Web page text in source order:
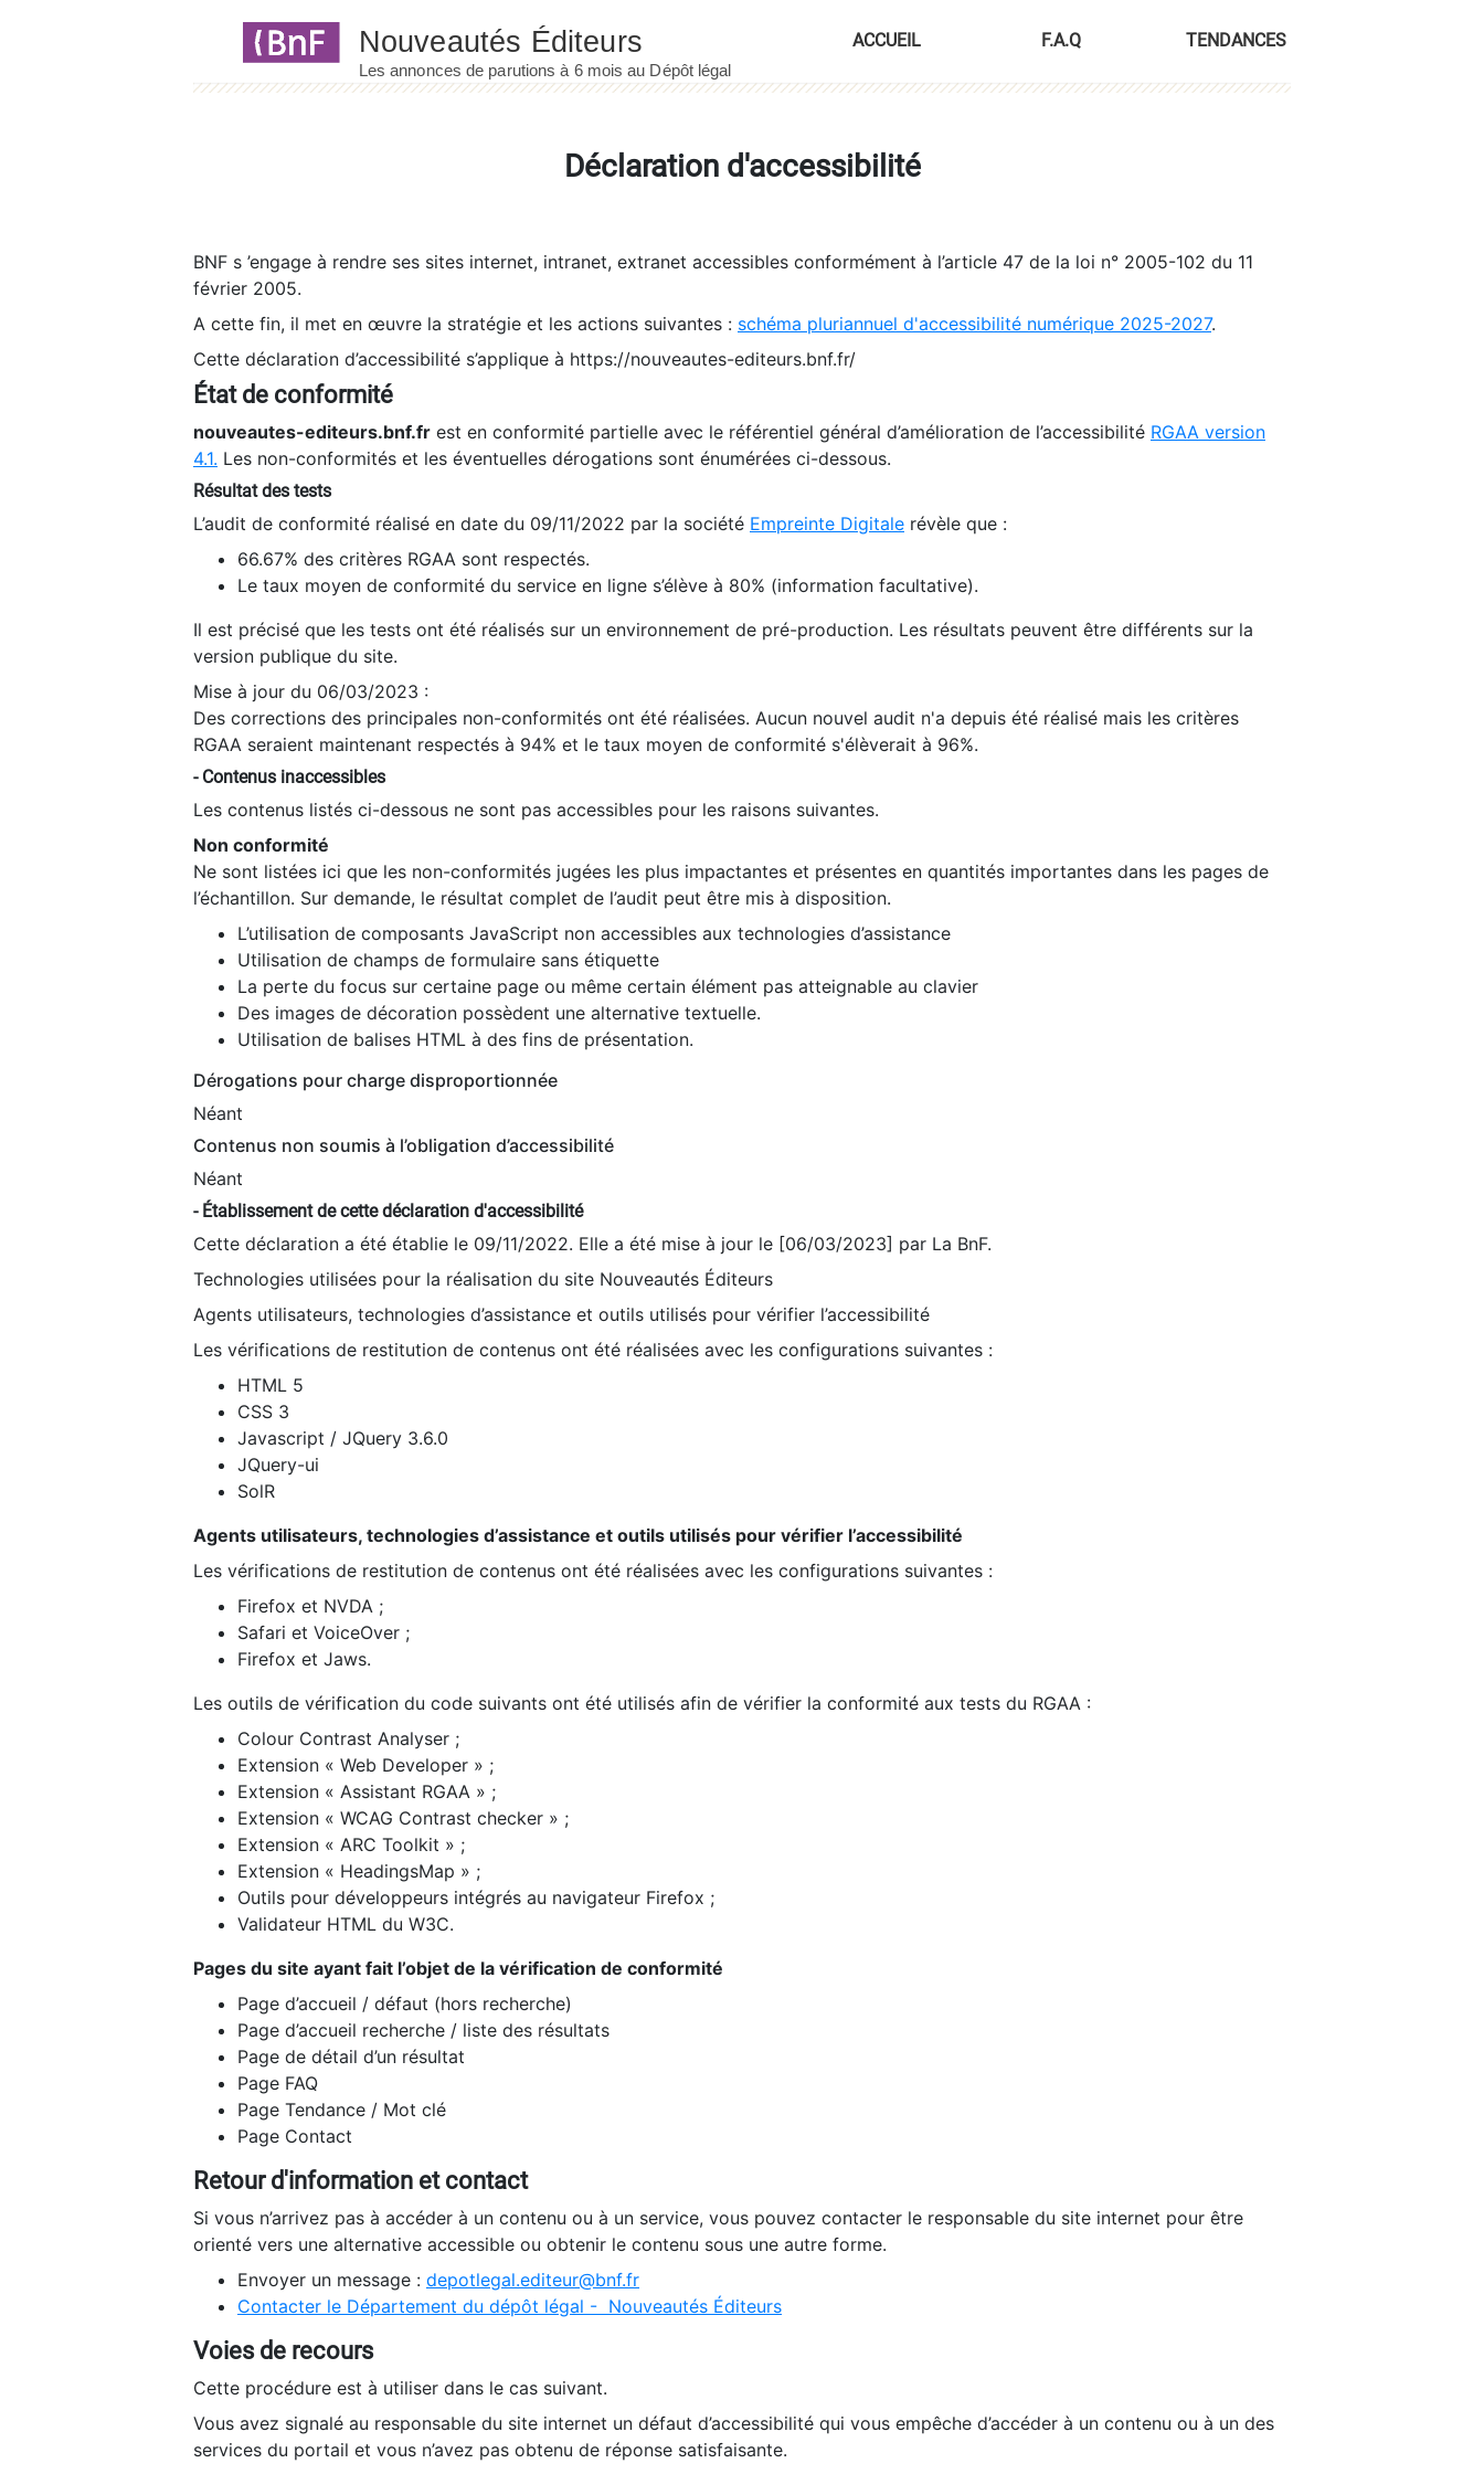
ACCUEIL F.A.Q TENDANCES
Déclaration d'accessibilité
BNF s ’engage à rendre ses sites internet, intranet, extranet accessibles conformément à l’article 47 de la loi n° 2005-102 du 11
février 2005.
A cette fin, il met en œuvre la stratégie et les actions suivantes : schéma pluriannuel d'accessibilité numérique 2025-2027.
Cette déclaration d’accessibilité s’applique à https://nouveautes-editeurs.bnf.fr/
État de conformité
nouveautes-editeurs.bnf.fr est en conformité partielle avec le référentiel général d’amélioration de l’accessibilité RGAA version
4.1. Les non-conformités et les éventuelles dérogations sont énumérées ci-dessous.
Résultat des tests
L’audit de conformité réalisé en date du 09/11/2022 par la société Empreinte Digitale révèle que :
66.67% des critères RGAA sont respectés.
Le taux moyen de conformité du service en ligne s’élève à 80% (information facultative).
Il est précisé que les tests ont été réalisés sur un environnement de pré-production. Les résultats peuvent être différents sur la
version publique du site.
Mise à jour du 06/03/2023 :
Des corrections des principales non-conformités ont été réalisées. Aucun nouvel audit n'a depuis été réalisé mais les critères
RGAA seraient maintenant respectés à 94% et le taux moyen de conformité s'élèverait à 96%.
- Contenus inaccessibles
Les contenus listés ci-dessous ne sont pas accessibles pour les raisons suivantes.
Non conformité
Ne sont listées ici que les non-conformités jugées les plus impactantes et présentes en quantités importantes dans les pages de
l’échantillon. Sur demande, le résultat complet de l’audit peut être mis à disposition.
L’utilisation de composants JavaScript non accessibles aux technologies d’assistance
Utilisation de champs de formulaire sans étiquette
La perte du focus sur certaine page ou même certain élément pas atteignable au clavier
Des images de décoration possèdent une alternative textuelle.
Utilisation de balises HTML à des fins de présentation.
Dérogations pour charge disproportionnée
Néant
Contenus non soumis à l’obligation d’accessibilité
Néant
- Établissement de cette déclaration d'accessibilité
Cette déclaration a été établie le 09/11/2022. Elle a été mise à jour le [06/03/2023] par La BnF.
Technologies utilisées pour la réalisation du site Nouveautés Éditeurs
Agents utilisateurs, technologies d’assistance et outils utilisés pour vérifier l’accessibilité
Les vérifications de restitution de contenus ont été réalisées avec les configurations suivantes :
HTML 5
CSS 3
Javascript / JQuery 3.6.0
JQuery-ui
SolR
Agents utilisateurs, technologies d’assistance et outils utilisés pour vérifier l’accessibilité
Les vérifications de restitution de contenus ont été réalisées avec les configurations suivantes :
Firefox et NVDA ;
Safari et VoiceOver ;
Firefox et Jaws.
Les outils de vérification du code suivants ont été utilisés afin de vérifier la conformité aux tests du RGAA :
Colour Contrast Analyser ;
Extension « Web Developer » ;
Extension « Assistant RGAA » ;
Extension « WCAG Contrast checker » ;
Extension « ARC Toolkit » ;
Extension « HeadingsMap » ;
Outils pour développeurs intégrés au navigateur Firefox ;
Validateur HTML du W3C.
Pages du site ayant fait l’objet de la vérification de conformité
Page d’accueil / défaut (hors recherche)
Page d’accueil recherche / liste des résultats
Page de détail d’un résultat
Page FAQ
Page Tendance / Mot clé
Page Contact
Retour d'information et contact
Si vous n’arrivez pas à accéder à un contenu ou à un service, vous pouvez contacter le responsable du site internet pour être
orienté vers une alternative accessible ou obtenir le contenu sous une autre forme.
Envoyer un message : depotlegal.editeur@bnf.fr
Contacter le Département du dépôt légal - Nouveautés Éditeurs
Voies de recours
Cette procédure est à utiliser dans le cas suivant.
Vous avez signalé au responsable du site internet un défaut d’accessibilité qui vous empêche d’accéder à un contenu ou à un des
services du portail et vous n’avez pas obtenu de réponse satisfaisante.